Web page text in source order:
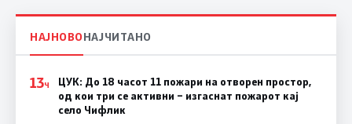
НАЈНОВОНАЈЧИТАНО
13Ч
ЦУК: До 18 часот 11 пожари на отворен простор,
од кои три се активни – изгаснат пожарот кај
село Чифлик